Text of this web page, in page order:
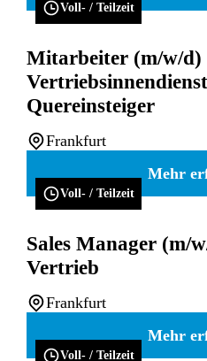
Voll- / Teilzeit
Mitarbeiter (m/w/d)
Quereinsteiger
Frankfurt
Mehr
Voll- / Teilzeit
Sales Manager (m/
Vertrieb
Frankfurt
Mehr
Voll- / Teilzeit